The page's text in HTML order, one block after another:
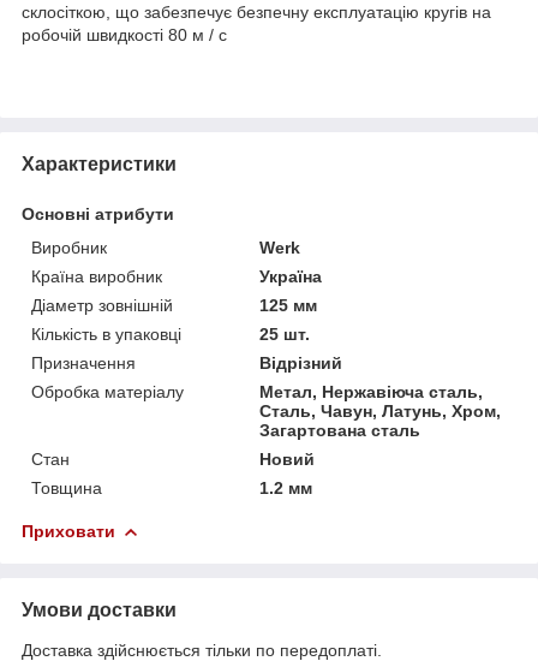
склосіткою, що забезпечує безпечну експлуатацію кругів на
робочій швидкості 80 м / с
Характеристики
Основні атрибути
Виробник
Werk
Країна виробник
Україна
Діаметр зовнішній
125 мм
Кількість в упаковці
25 шт.
Призначення
Відрізний
Обробка матеріалу
Метал, Нержавіюча сталь,
Сталь, Чавун, Латунь, Хром,
Загартована сталь
Стан
Новий
Товщина
1.2 мм
Приховати
Умови доставки
Доставка здійснюється тільки по передоплаті.